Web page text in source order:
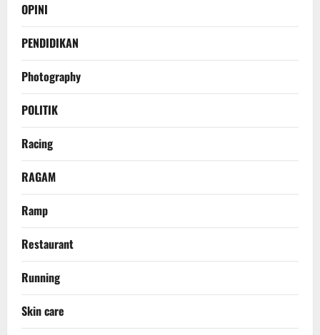
OPINI
PENDIDIKAN
Photography
POLITIK
Racing
RAGAM
Ramp
Restaurant
Running
Skin care